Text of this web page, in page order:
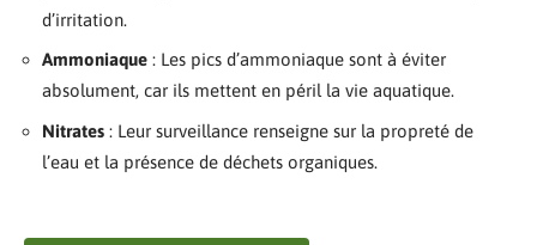
d’irritation.
Ammoniaque : Les pics d’ammoniaque sont à éviter
absolument, car ils mettent en péril la vie aquatique.
Nitrates : Leur surveillance renseigne sur la propreté de
l’eau et la présence de déchets organiques.